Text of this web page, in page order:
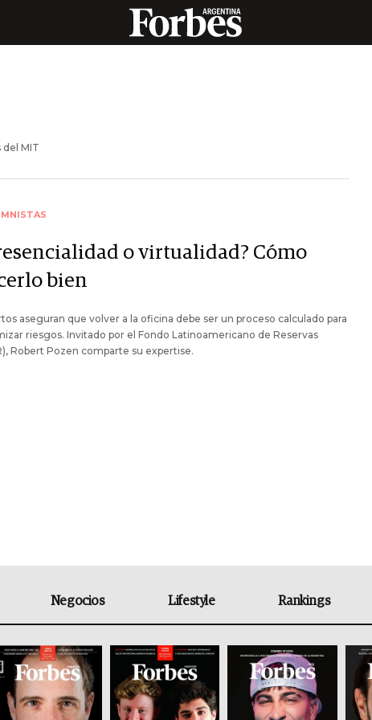
del MIT
o virtualidad? Cómo
bien
aseguran que volver a la oficina debe ser un proceso calculado para
riesgos. Invitado por el Fondo Latinoamericano de Reservas
Robert Pozen comparte su expertise.
Negocios Lifestyle Rankings